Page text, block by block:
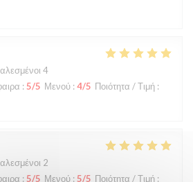
4
: 5/5 Μενού : 4/5 Ποιότητα / Τιμή :
2
: 5/5 Μενού : 5/5 Ποιότητα / Τιμή :